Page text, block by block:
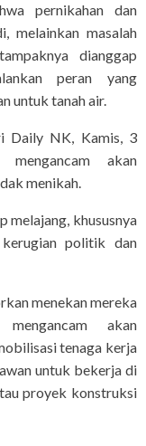
pernikahan dan
melainkan masalah
dianggap
peran yang
untuk tanah air.
Daily NK, Kamis, 3
akan
menikah.
melajang, khususnya
kerugian politik dan
menekan mereka
akan
tenaga kerja
untuk bekerja di
proyek konstruksi